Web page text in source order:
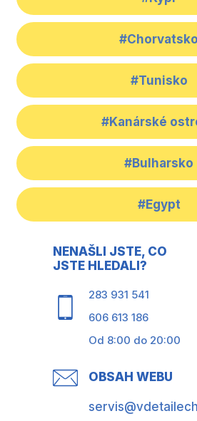
#Chorvatsko
#Tunisko
#Kanárské
#Bulharsko
#Egypt
NENAŠLI JSTE, CO
JSTE HLEDALI?
283 931 541
606 613 186
Od 8:00 do 20:00
OBSAH WEBU